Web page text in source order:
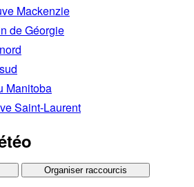
Mackenzie
de Géorgie
Manitoba
Saint-Laurent
Organiser raccourcis